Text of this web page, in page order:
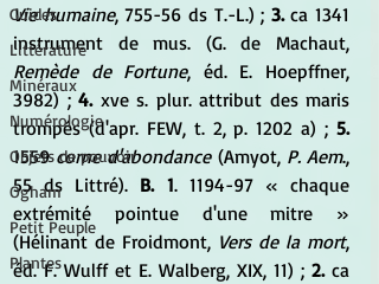
Guides
Littérature
Minéraux
Numérologie
Objets de pouvoir
Ogham
Petit Peuple
Plantes
Vie humaine, 755-56 ds T.-L.) ; 3. ca 1341
Remède de Fortune, éd. E. Hoepffner,
3982) ; 4. xve s. plur. attribut des maris
trompés (d'apr. FEW, t. 2, p. 1202 a) ; 5.
1559 corne d'abondance (Amyot, P. Aem.,
55 ds Littré). B. 1. 1194-97 « chaque
extrémité pointue d'une mitre »
(Hélinant de Froidmont, Vers de la mort,
éd. F. Wulff et E. Walberg, XIX, 11) ; 2. ca